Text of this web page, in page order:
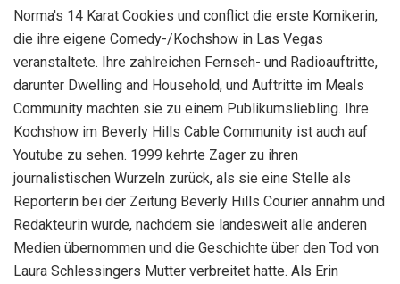
Norma's 14 Karat Cookies und conflict die erste Komikerin,
die ihre eigene Comedy-/Kochshow in Las Vegas
veranstaltete. Ihre zahlreichen Fernseh- und Radioauftritte,
darunter Dwelling and Household, und Auftritte im Meals
Community machten sie zu einem Publikumsliebling. Ihre
Kochshow im Beverly Hills Cable Community ist auch auf
Youtube zu sehen. 1999 kehrte Zager zu ihren
journalistischen Wurzeln zurück, als sie eine Stelle als
Reporterin bei der Zeitung Beverly Hills Courier annahm und
Redakteurin wurde, nachdem sie landesweit alle anderen
Medien übernommen und die Geschichte über den Tod von
Laura Schlessingers Mutter verbreitet hatte. Als Erin